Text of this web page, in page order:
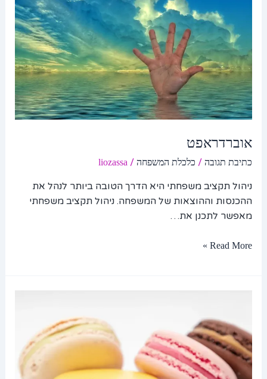
אוברדראפט
כתיבת תגובה / כלכלת המשפחה/
liozassa
ניהול תקציב משפחתי היא הדרך הטובה ביותר לנהל את
ההכנסות וההוצאות של המשפחה. ניהול תקציב משפחתי
מאפשר לתכנן את…
Read More »
משפחתי